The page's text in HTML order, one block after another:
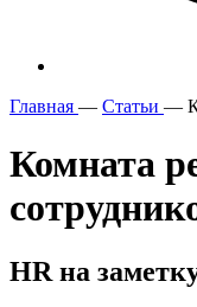
Главная — Статьи —
Комната
HR на